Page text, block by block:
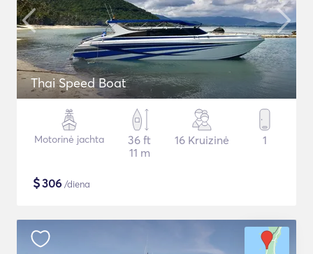
Thai Speed Boat
Motorinė jachta
36 ft
11 m
16 Kruizinė 1
$306 /diena